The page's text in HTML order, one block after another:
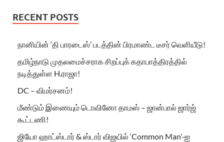
RECENT POSTS
நானியின் ‘தி பாரடைஸ்’ படத்தின் பிரமாண்ட டீசர் வெளியீடு!
தமிழ்நாடு முதலமைச்சராக சிறப்புக் கதாபாத்திரத்தில்
நடித்துள்ள H.ராஜா!
DC – விமர்சனம்!
மீண்டும் இணையும் டொவினோ தாமஸ் – ஜான்பால் ஜார்ஜ்
கூட்டணி!
ஜியோ ஹாட்ஸ்டார் & ஸ்டார் விஜயில் ‘Common Man’-ஐ